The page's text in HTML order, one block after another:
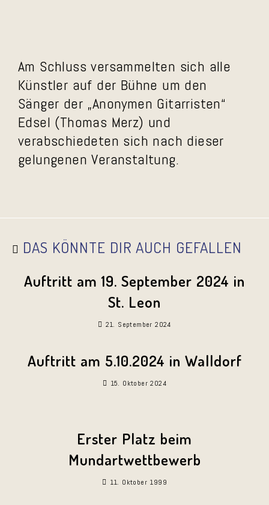
Am Schluss versammelten sich alle
Künstler auf der Bühne um den
Sänger der „Anonymen Gitarristen“
Edsel (Thomas Merz) und
verabschiedeten sich nach dieser
gelungenen Veranstaltung.
DAS KÖNNTE DIR AUCH GEFALLEN
Auftritt am 19. September 2024 in
St. Leon
21. September 2024
Auftritt am 5.10.2024 in Walldorf
15. Oktober 2024
Erster Platz beim
Mundartwettbewerb
11. Oktober 1999